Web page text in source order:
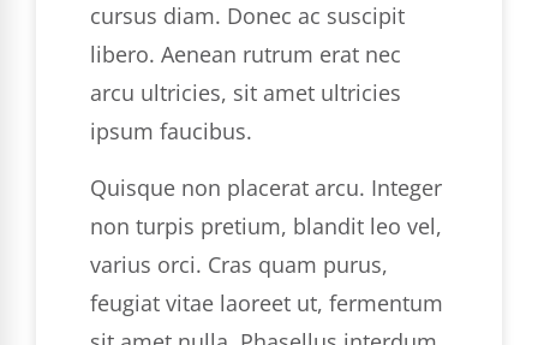
cursus diam. Donec ac suscipit
libero. Aenean rutrum erat nec
arcu ultricies, sit amet ultricies
ipsum faucibus.
Quisque non placerat arcu. Integer
non turpis pretium, blandit leo vel,
varius orci. Cras quam purus,
feugiat vitae laoreet ut, fermentum